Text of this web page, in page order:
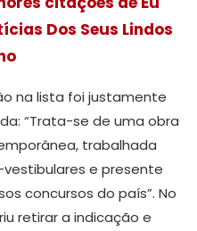
Dos Seus Lindos
na lista foi justamente
“Trata-se de uma obra
trabalhada
vestibulares e presente
concursos do país”. No
retirar a indicação e